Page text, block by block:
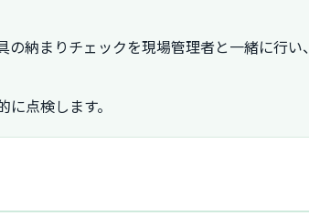
納まりチェックを現場管理者と一緒に行い、
点検します。